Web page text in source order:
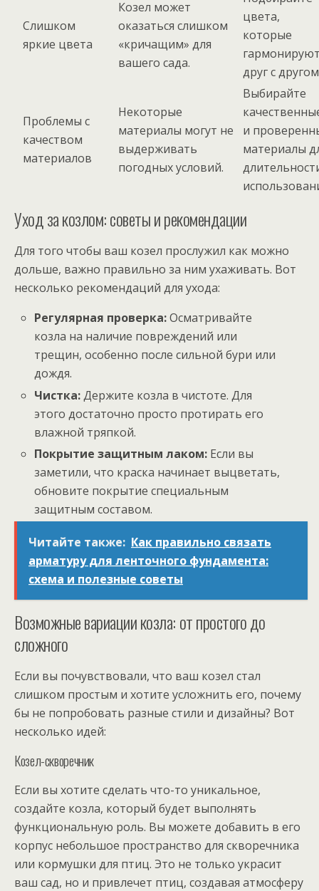
Слишком
яркие цвета
Козел может
оказаться слишком
«кричащим» для
вашего сада.
цвета,
которые
друг с
Проблемы с
качеством
материалов
Некоторые
материалы могут не
выдерживать
погодных условий.
Выбирайте
и
материалы
Уход за козлом: советы и рекомендации
Для того чтобы ваш козел прослужил как можно
дольше, важно правильно за ним ухаживать. Вот
несколько рекомендаций для ухода:
Регулярная проверка:Осматривайте
козла на наличие повреждений или
трещин, особенно после сильной бури или
дождя.
Чистка:Держите козла в чистоте. Для
этого достаточно просто протирать его
влажной тряпкой.
Покрытие защитным лаком: Если вы
заметили, что краска начинает выцветать,
обновите покрытие специальным
защитным составом.
Читайте также: Как правильно связать
арматуру для ленточного фундамента:
схема и полезные советы
Возможные вариации козла: от простого до
сложного
Если вы почувствовали, что ваш козел стал
слишком простым и хотите усложнить его, почему
бы не попробовать разные стили и дизайны? Вот
несколько идей:
Козел-скворечник
Если вы хотите сделать что-то уникальное,
создайте козла, который будет выполнять
функциональную роль. Вы можете добавить в его
корпус небольшое пространство для скворечника
или кормушки для птиц. Это не только украсит
ваш сад, но и привлечет птиц, создавая атмосферу